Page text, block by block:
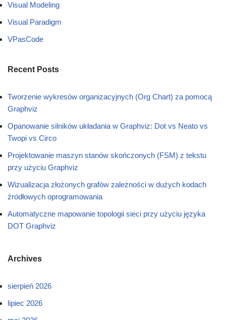
Visual Modeling
Visual Paradigm
VPasCode
Recent Posts
Tworzenie wykresów organizacyjnych (Org Chart) za pomocą
Graphviz
Opanowanie silników układania w Graphviz: Dot vs Neato vs
Twopi vs Circo
Projektowanie maszyn stanów skończonych (FSM) z tekstu
przy użyciu Graphviz
Wizualizacja złożonych grafów zależności w dużych kodach
źródłowych oprogramowania
Automatyczne mapowanie topologii sieci przy użyciu języka
DOT Graphviz
Archives
sierpień 2026
lipiec 2026